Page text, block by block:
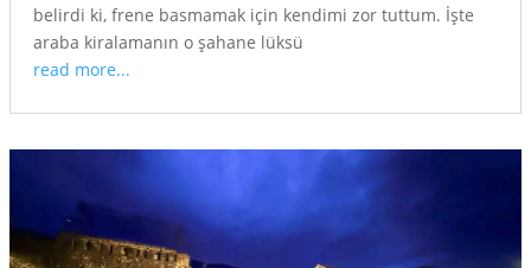
belirdi ki, frene basmamak için kendimi zor tuttum. İşte
araba kiralamanın o şahane lüksü
read more...